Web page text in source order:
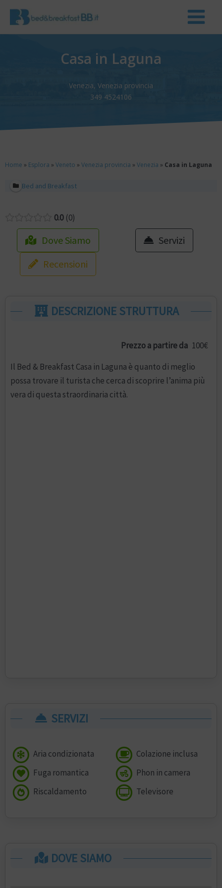
Casa in Laguna
Venezia, Venezia provincia
349 4524106
Home » Esplora » Veneto » Venezia provincia » Venezia » Casa in Laguna
Bed and Breakfast
0.0 0
Dove Siamo
Servizi
Recensioni
DESCRIZIONE STRUTTURA
Prezzo a partire da 100€
Il Bed & Breakfast Casa in Laguna è quanto di meglio
possa trovare il turista che cerca di scoprire l’anima più
vera di questa straordinaria città.
SERVIZI
Aria condizionata
Colazione inclusa
Fuga romantica
Phon in camera
Riscaldamento
Televisore
DOVE SIAMO